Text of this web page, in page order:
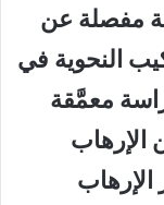
مفصلة عن
النحوية في
معمَّقة
الإرهاب
الإرهاب